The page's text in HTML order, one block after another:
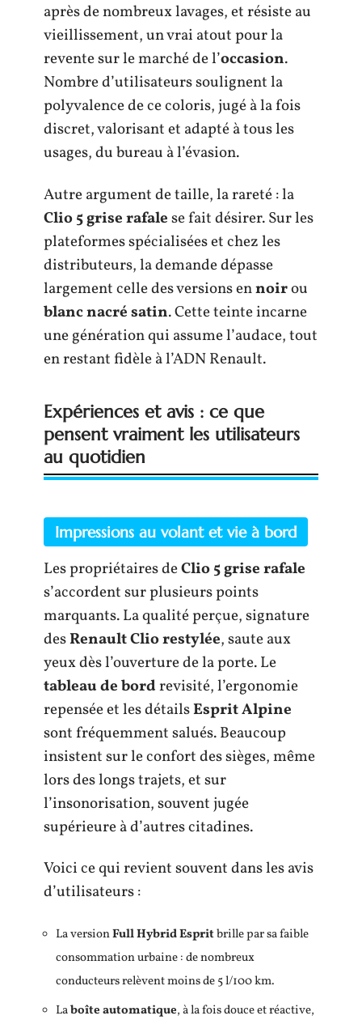
après de nombreux lavages, et résiste au
vieillissement, un vrai atout pour la
revente sur le marché de l’occasion.
Nombre d’utilisateurs soulignent la
polyvalence de ce coloris, jugé à la fois
discret, valorisant et adapté à tous les
usages, du bureau à l’évasion.
Autre argument de taille, la rareté : la
Clio 5 grise rafalese fait désirer. Sur les
plateformes spécialisées et chez les
distributeurs, la demande dépasse
largement celle des versions ennoirou
blanc nacré satin. Cette teinte incarne
une génération qui assume l’audace, tout
en restant fidèle à l’ADN Renault.
Expériences et avis : ce que
pensent vraiment les utilisateurs
au quotidien
Impressions au volant et vie à bord
Les propriétaires deClio 5 grise rafale
s’accordent sur plusieurs points
marquants. La qualité perçue, signature
desRenault Clio restylée, saute aux
yeux dès l’ouverture de la porte. Le
tableau de bordrevisité, l’ergonomie
repensée et les détailsEsprit Alpine
sont fréquemment salués. Beaucoup
insistent sur le confort des sièges, même
lors des longs trajets, et sur
l’insonorisation, souvent jugée
supérieure à d’autres citadines.
Voici ce qui revient souvent dans les avis
d’utilisateurs :
La versionFull Hybrid Espritbrille par sa faible
consommation urbaine : de nombreux
conducteurs relèvent moins de 5 l/100 km.
Laboîte automatique, à la fois douce et réactive,